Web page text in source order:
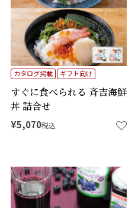
すぐに食べられる 斉吉海鮮
丼 詰合せ
カタログ掲載 ギフト向け
¥5,070税込